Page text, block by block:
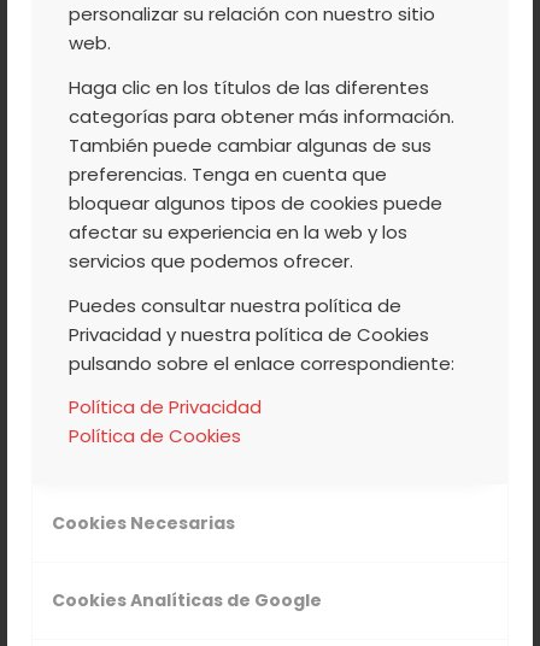
personalizar su relación con nuestro sitio
web.
Haga clic en los títulos de las diferentes
categorías para obtener más información.
También puede cambiar algunas de sus
preferencias. Tenga en cuenta que
bloquear algunos tipos de cookies puede
afectar su experiencia en la web y los
servicios que podemos ofrecer.
Puedes consultar nuestra política de
Privacidad y nuestra política de Cookies
pulsando sobre el enlace correspondiente:
Política de Privacidad
Política de Cookies
Cookies Necesarias
Cookies Analíticas de Google
COOPERATIVA
AGUARDIENTE DE
CEREZA MEJOR
DESTILADO ESPAÑOL
2015
Tenemos el honor de decir que, la
Asociación Española de Periodistas y
Escritores del Vino,